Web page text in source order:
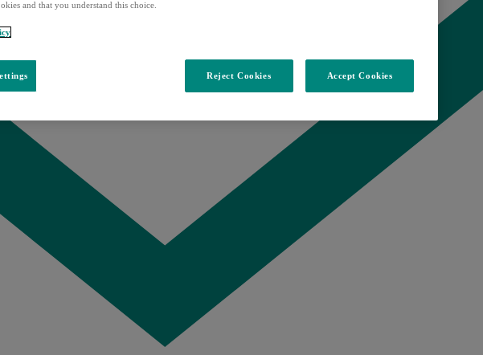
and that you understand this choice.
Reject Cookies Accept Cookies